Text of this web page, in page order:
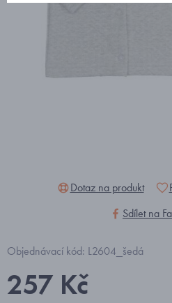
Dotaz na produkt
Sdílet na
Objednávací kód: L2604_šedá
257 Kč